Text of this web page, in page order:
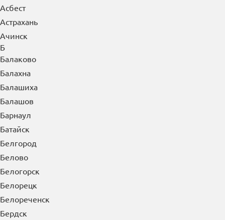
Асбест
Астрахань
Ачинск
Б
Балаково
Балахна
Балашиха
Балашов
Барнаул
Батайск
Белгород
Белово
Белогорск
Белорецк
Белореченск
Бердск